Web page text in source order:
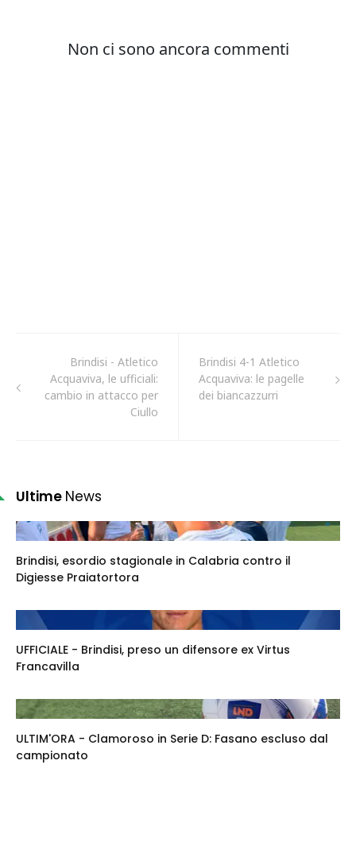
Brindisi - Atletico
Acquaviva, le ufficiali:
cambio in attacco per
Ciullo
Brindisi 4-1 Atletico
Acquaviva: le pagelle
dei biancazzurri
Ultime News
Brindisi, esordio stagionale in Calabria contro il
Digiesse Praiatortora
UFFICIALE - Brindisi, preso un difensore ex Virtus
Francavilla
ULTIM'ORA - Clamoroso in Serie D: Fasano escluso dal
campionato